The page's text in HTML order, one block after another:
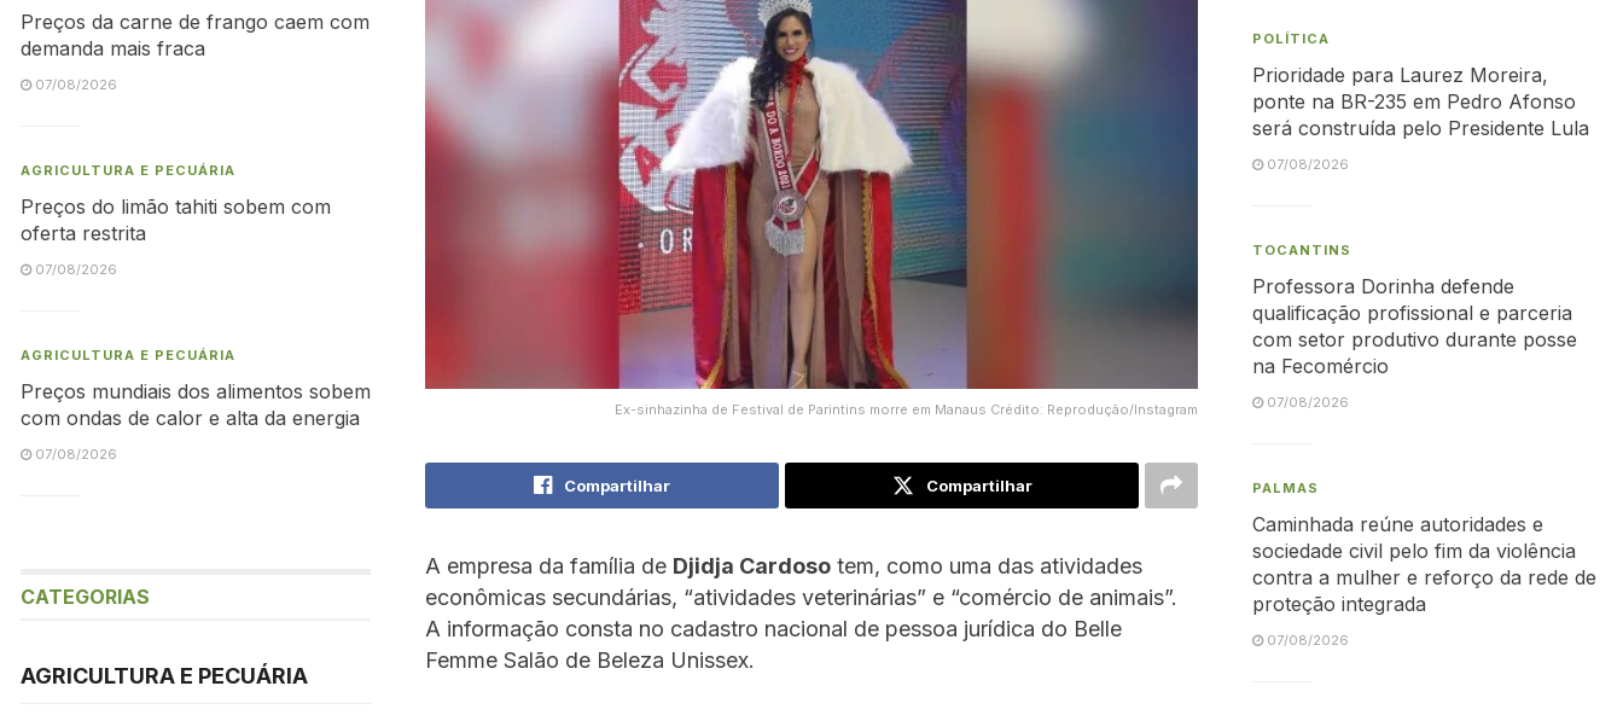
Ex-sinhazinha de Festival de Parintins morre em Manaus Crédito: Reprodução/Instagram
Compartilhar Compartilhar
A empresa da família de Djidja Cardoso tem, como uma das atividades
econômicas secundárias, “atividades veterinárias” e “comércio de animais”.
A informação consta no cadastro nacional de pessoa jurídica do Belle
Femme Salão de Beleza Unissex.
Preços da carne de frango caem com
demanda mais fraca
07/08/2026
AGRICULTURA E PECUÁRIA
Preços do limão tahiti sobem com
oferta restrita
07/08/2026
AGRICULTURA E PECUÁRIA
Preços mundiais dos alimentos sobem
com ondas de calor e alta da energia
07/08/2026
CATEGORIAS
AGRICULTURA E PECUÁRIA
POLÍTICA
Prioridade para Laurez Moreira,
ponte na BR-235 em Pedro Afonso
será construída pelo Presidente Lula
07/08/2026
TOCANTINS
Professora Dorinha defende
qualificação profissional e parceria
com setor produtivo durante posse
na Fecomércio
07/08/2026
PALMAS
Caminhada reúne autoridades e
sociedade civil pelo fim da violência
contra a mulher e reforço da rede de
proteção integrada
07/08/2026